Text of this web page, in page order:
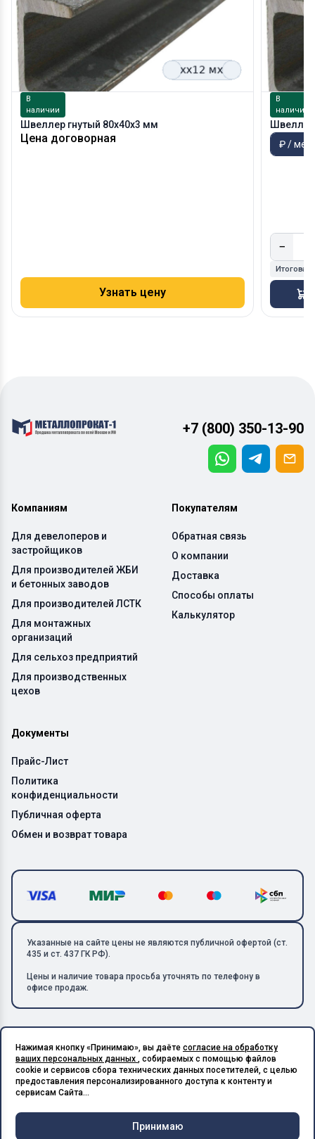
В
наличии
Швеллер гнутый 80х40х3 мм
Цена договорная
Узнать цену
В
наличии
Швеллер
₽ /
−
+7 (800) 350-13-90
Компаниям
Для девелоперов и
застройщиков
Для производителей ЖБИ
и бетонных заводов
Для производителей ЛСТК
Для монтажных
организаций
Для сельхоз предприятий
Для производственных
цехов
Покупателям
Обратная связь
О компании
Доставка
Способы оплаты
Калькулятор
Документы
Прайс-Лист
Политика
конфиденциальности
Публичная оферта
Обмен и возврат товара
Указанные на сайте цены не являются публичной офертой (ст.
435 и ст. 437 ГК РФ).
Цены и наличие товара просьба уточнять по телефону в
офисе продаж.
Copyright © 2026 ООО «Металлолом-1». Все права защищены.
Разработано в X-Point.Studio
ИНН: 5003129594 | КПП: 500301001 | ОГРН: 1185027017240
Подпишитесь на Telegram,
получите скидку 20%
Нажимая кнопку «Принимаю», вы даёте согласие на обработку
ваших персональных данных , собираемых с помощью файлов
cookie и сервисов сбора технических данных посетителей, с целью
предоставления персонализированного доступа к контенту и
сервисам Сайта...
Принимаю